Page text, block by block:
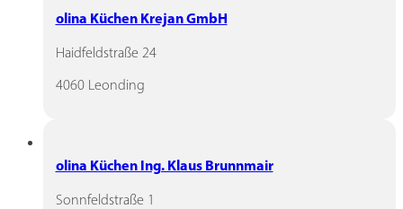
olina Küchen Krejan GmbH
Haidfeldstraße 24
4060 Leonding
olina Küchen Ing. Klaus Brunnmair
Sonnfeldstraße 1